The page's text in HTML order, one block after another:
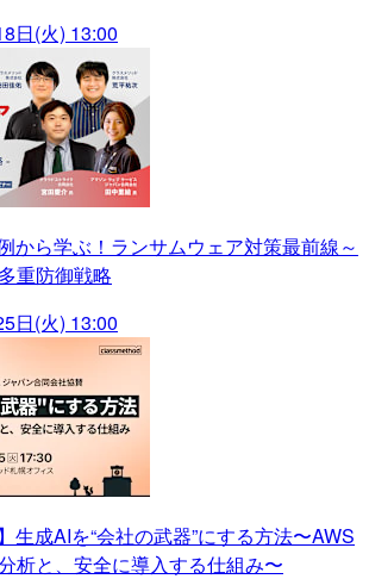
日(火) 13:00
から学ぶ！ランサムウェア対策最前線～
重防御戦略
日(火) 13:00
生成AIを“会社の武器”にする方法〜AWS
析と、安全に導入する仕組み〜